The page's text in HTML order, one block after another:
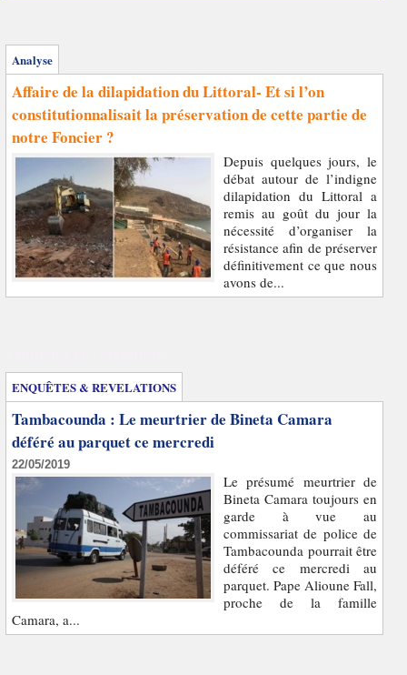
Analyse
Affaire de la dilapidation du Littoral- Et si l’on
constitutionnalisait la préservation de cette partie de
notre Foncier ?
Depuis quelques jours, le
débat autour de l’indigne
dilapidation du Littoral a
remis au goût du jour la
nécessité d’organiser la
résistance afin de préserver
définitivement ce que nous
avons de...
ENQUÊTES & REVELATIONS
Tambacounda : Le meurtrier de Bineta Camara
déféré au parquet ce mercredi
22/05/2019
Le présumé meurtrier de
Bineta Camara toujours en
garde à vue au
commissariat de police de
Tambacounda pourrait être
déféré ce mercredi au
parquet. Pape Alioune Fall,
proche de la famille
Camara, a...